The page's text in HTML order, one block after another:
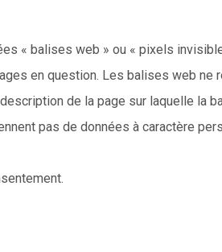
« balises web » ou « pixels
en question. Les balises web ne
de la page sur laquelle la
pas de données à caractère